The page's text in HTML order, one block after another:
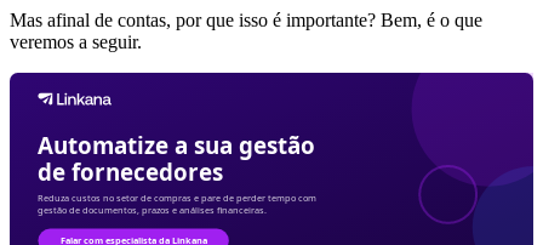
Mas afinal de contas, por que isso é importante? Bem, é o que
veremos a seguir.